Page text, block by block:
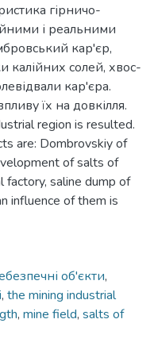
гірничо-
і реальними
кар'єр,
калійних солей, хвос-
кар'єра.
їх на довкілля.
region is resulted.
are: Dombrovskiy of
of salts of
factory, saline dump of
influence of them is
об'єкти,
, the mining industrial
, mine field, salts of